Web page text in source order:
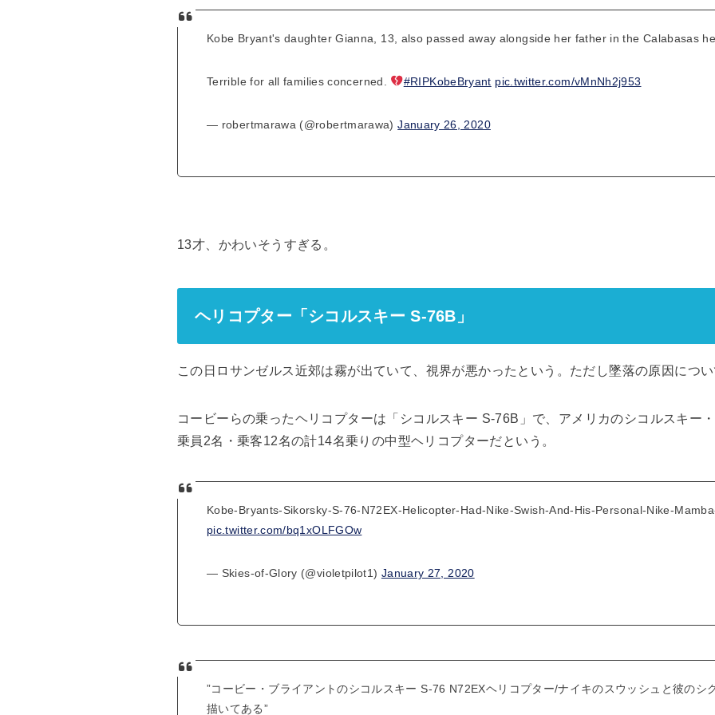
Kobe Bryant's daughter Gianna, 13, also passed away alongside her father in the Calabasas
Terrible for all families concerned. #RIPKobeBryant pic.twitter.com/vMnNh2j953
— robertmarawa (@robertmarawa)January 26, 2020
13才、かわいそうすぎる。
ヘリコプター「シコルスキー S-76B」
この日ロサンゼルス近郊は霧が出ていて、視界が悪かったという。ただし墜落の原因につ
コービーらの乗ったヘリコプターは「シコルスキー S-76B」で、アメリカのシコルスキー
乗員2名・乗客12名の計14名乗りの中型ヘリコプターだという。
Kobe-Bryants-Sikorsky-S-76-N72EX-Helicopter-Had-Nike-Swish-And-His-Personal-Nike-
pic.twitter.com/bq1xOLFGOw
— Skies-of-Glory (@violetpilot1) January 27, 2020
”コービー・ブライアントのシコルスキー S-76 N72EXヘリコプター/ナイキのスウッシュと彼のシ
描いてある”